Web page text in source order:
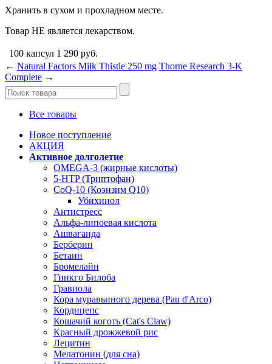
Хранить в сухом и прохладном месте.
Товар НЕ является лекарством.
100 капсул 1 290 руб.
← Natural Factors Milk Thistle 250 mg Thorne Research 3-K
Complete →
Все товары
Новое поступление
АКЦИЯ
Активное долголетие
OMEGA-3 (жирные кислоты)
5-HTP (Триптофан)
CoQ-10 (Коэнзим Q10)
Убихинол
Антистресс
Альфа-липоевая кислота
Ашваганда
Берберин
Бетаин
Бромелайн
Гинкго Билоба
Гравиола
Кора муравьиного дерева (Pau d'Arco)
Кордицепс
Кошачий коготь (Cat's Claw)
Красный дрожжевой рис
Лецитин
Мелатонин (для сна)